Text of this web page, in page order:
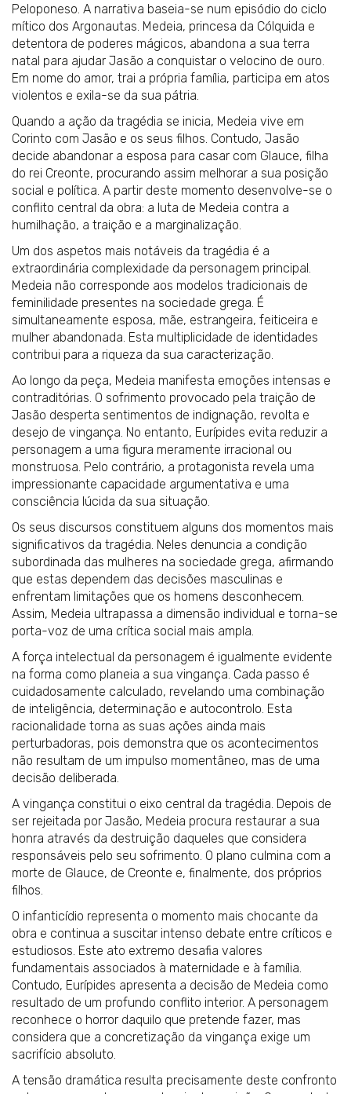
Peloponeso. A narrativa baseia-se num episódio do ciclo
mítico dos Argonautas. Medeia, princesa da Cólquida e
detentora de poderes mágicos, abandona a sua terra
natal para ajudar Jasão a conquistar o velocino de ouro.
Em nome do amor, trai a própria família, participa em atos
violentos e exila-se da sua pátria.
Quando a ação da tragédia se inicia, Medeia vive em
Corinto com Jasão e os seus filhos. Contudo, Jasão
decide abandonar a esposa para casar com Glauce, filha
do rei Creonte, procurando assim melhorar a sua posição
social e política. A partir deste momento desenvolve-se o
conflito central da obra: a luta de Medeia contra a
humilhação, a traição e a marginalização.
Um dos aspetos mais notáveis da tragédia é a
extraordinária complexidade da personagem principal.
Medeia não corresponde aos modelos tradicionais de
feminilidade presentes na sociedade grega. É
simultaneamente esposa, mãe, estrangeira, feiticeira e
mulher abandonada. Esta multiplicidade de identidades
contribui para a riqueza da sua caracterização.
Ao longo da peça, Medeia manifesta emoções intensas e
contraditórias. O sofrimento provocado pela traição de
Jasão desperta sentimentos de indignação, revolta e
desejo de vingança. No entanto, Eurípides evita reduzir a
personagem a uma figura meramente irracional ou
monstruosa. Pelo contrário, a protagonista revela uma
impressionante capacidade argumentativa e uma
consciência lúcida da sua situação.
Os seus discursos constituem alguns dos momentos mais
significativos da tragédia. Neles denuncia a condição
subordinada das mulheres na sociedade grega, afirmando
que estas dependem das decisões masculinas e
enfrentam limitações que os homens desconhecem.
Assim, Medeia ultrapassa a dimensão individual e torna-se
porta-voz de uma crítica social mais ampla.
A força intelectual da personagem é igualmente evidente
na forma como planeia a sua vingança. Cada passo é
cuidadosamente calculado, revelando uma combinação
de inteligência, determinação e autocontrolo. Esta
racionalidade torna as suas ações ainda mais
perturbadoras, pois demonstra que os acontecimentos
não resultam de um impulso momentâneo, mas de uma
decisão deliberada.
A vingança constitui o eixo central da tragédia. Depois de
ser rejeitada por Jasão, Medeia procura restaurar a sua
honra através da destruição daqueles que considera
responsáveis pelo seu sofrimento. O plano culmina com a
morte de Glauce, de Creonte e, finalmente, dos próprios
filhos.
O infanticídio representa o momento mais chocante da
obra e continua a suscitar intenso debate entre críticos e
estudiosos. Este ato extremo desafia valores
fundamentais associados à maternidade e à família.
Contudo, Eurípides apresenta a decisão de Medeia como
resultado de um profundo conflito interior. A personagem
reconhece o horror daquilo que pretende fazer, mas
considera que a concretização da vingança exige um
sacrifício absoluto.
A tensão dramática resulta precisamente deste confronto